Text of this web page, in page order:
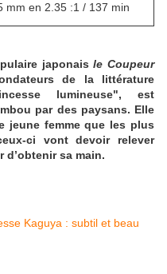
mm en 2.35 :1 / 137 min
japonaisle Coupeur
de la littérature
lumineuse", est
par des paysans. Elle
jeune femme que les plus
ci vont devoir relever
d’obtenir sa main.